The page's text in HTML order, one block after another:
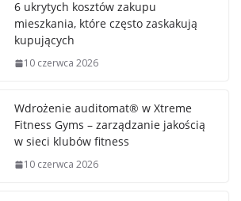
6 ukrytych kosztów zakupu
mieszkania, które często zaskakują
kupujących
10 czerwca 2026
Wdrożenie auditomat® w Xtreme
Fitness Gyms – zarządzanie jakością
w sieci klubów fitness
10 czerwca 2026